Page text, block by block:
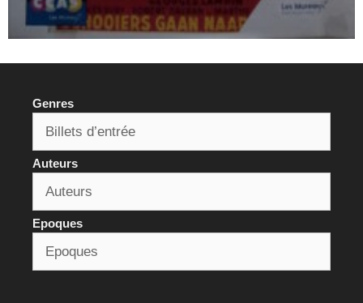
Genres
Auteurs
Epoques